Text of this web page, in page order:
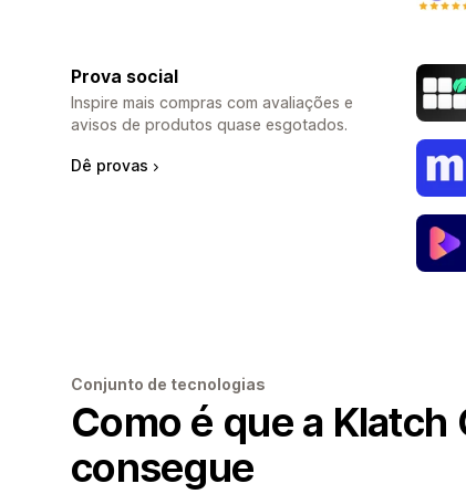
Prova social
Inspire mais compras com avaliações e
avisos de produtos quase esgotados.
Dê provas
Conjunto de tecnologias
Como é que a Klatch
consegue